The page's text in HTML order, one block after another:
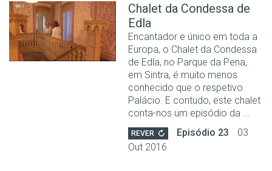
Chalet da Condessa de
Edla
Encantador e único em toda a
Europa, o Chalet da Condessa
de Edla, no Parque da Pena,
em Sintra, é muito menos
conhecido que o respetivo
Palácio. E contudo, este chalet
conta-nos um episódio da ...
REVER Episódio 23
03
Out 2016